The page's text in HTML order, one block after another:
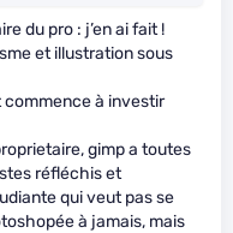
du pro : j’en ai fait !
et illustration sous
commence à investir
gimp a toutes
réfléchis et
qui veut pas se
à jamais, mais